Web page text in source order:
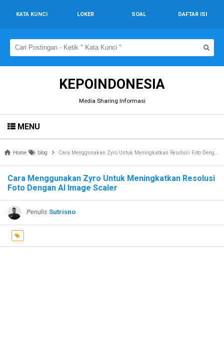
KATA KUNCI LOKER SOAL DAFTAR ISI
KEPOINDONESIA
Media Sharing Informasi
MENU
Home blog Cara Menggunakan Zyro Untuk Meningkatkan Resolusi Foto Dengan AI Image Scaler
Cara Menggunakan Zyro Untuk Meningkatkan Resolusi
Foto Dengan AI Image Scaler
Penulis Sutrisno